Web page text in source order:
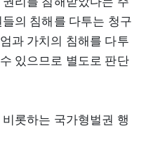
의 침해를 다투는 청구
과 가치의 침해를 다투
있으므로 별도로 판단
롯하는 국가형벌권 행